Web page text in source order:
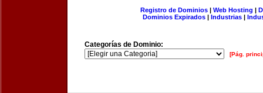
Registro de Dominios| Web Hosting |
Dominios Expirados | Industrias |
Categorías de Dominio:
[Pág.